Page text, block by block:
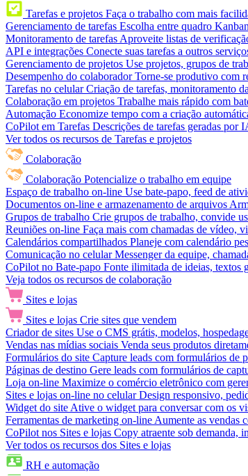
Tarefas e projetos Faça o trabalho com mais
Gerenciamento de tarefas Escolha entre quadro
Monitoramento de tarefas Aproveite listas de
API e integrações Conecte suas tarefas a outros
Gerenciamento de projetos Use projetos, grupos de
Desempenho do colaborador Torne-se produtivo com
Tarefas no celular Criação de tarefas, monitoramento
Colaboração em projetos Trabalhe mais rápido com
Automação Economize tempo com a criação
CoPilot em Tarefas Descrições de tarefas geradas por
Ver todos os recursos de Tarefas e projetos
Colaboração
Colaboração Potencialize o trabalho em equipe
Espaço de trabalho on-line Use bate-papo, feed de
Documentos on-line e armazenamento de arquivos
Grupos de trabalho Crie grupos de trabalho, convide
Reuniões on-line Faça mais com chamadas de vídeo,
Calendários compartilhados Planeje com calendário
Comunicação no celular Messenger da equipe,
CoPilot no Bate-papo Fonte ilimitada de ideias, textos
Veja todos os recursos de colaboração
Sites e lojas
Sites e lojas Crie sites que vendem
Criador de sites Use o CMS grátis, modelos,
Vendas nas mídias sociais Venda seus produtos
Formulários do site Capture leads com formulários de
Páginas de destino Gere leads com formulários de
Loja on-line Maximize o comércio eletrônico com
Sites e lojas on-line no celular Design responsivo,
Widget do site Ative o widget para conversar com os
Ferramentas de marketing on-line Aumente as vendas
CoPilot nos Sites e lojas Copy atraente sob demanda,
Ver todos os recursos dos Sites e lojas
RH e automação